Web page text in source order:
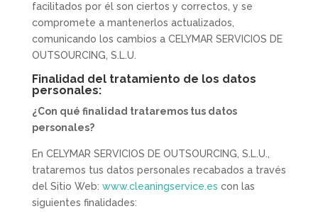
facilitados por él son ciertos y correctos, y se
compromete a mantenerlos actualizados,
comunicando los cambios a CELYMAR SERVICIOS DE
OUTSOURCING, S.L.U.
Finalidad del tratamiento de los datos
personales:
¿Con qué finalidad trataremos tus datos
personales?
En CELYMAR SERVICIOS DE OUTSOURCING, S.L.U.,
trataremos tus datos personales recabados a través
del Sitio Web: www.cleaningservice.es con las
siguientes finalidades: